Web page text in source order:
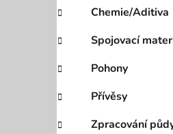
r
a
n
n
p
a
o
i
e
Chemie/Aditiva
Spojovací
Pohony
Přívěsy
Zpracování